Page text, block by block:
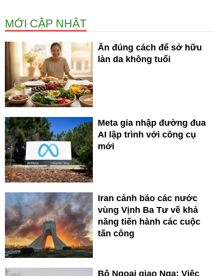
MỚI CẬP NHẬT
Ăn đúng cách để sở hữu
làn da không tuổi
Meta gia nhập đường đua
AI lập trình với công cụ
mới
Iran cảnh báo các nước
vùng Vịnh Ba Tư về khả
năng tiến hành các cuộc
tấn công
Bộ Ngoại giao Nga: Việc